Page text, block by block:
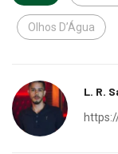
Olhos D’Água
L. R.